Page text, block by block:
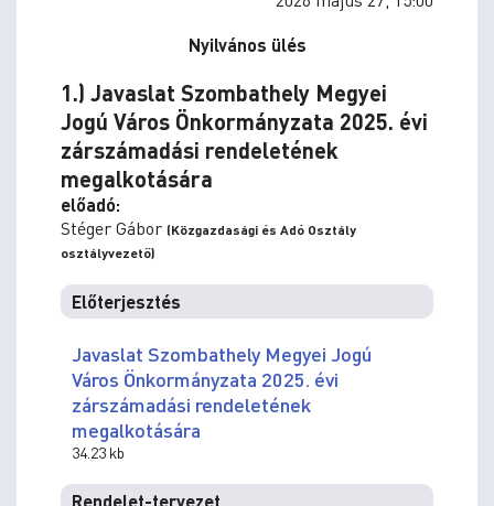
Nyilvános ülés
1.) Javaslat Szombathely Megyei
Jogú Város Önkormányzata 2025. évi
zárszámadási rendeletének
megalkotására
előadó:
Stéger Gábor (Közgazdasági és Adó Osztály
osztályvezető)
Előterjesztés
Javaslat Szombathely Megyei Jogú
Város Önkormányzata 2025. évi
zárszámadási rendeletének
megalkotására
34.23 kb
Rendelet-tervezet